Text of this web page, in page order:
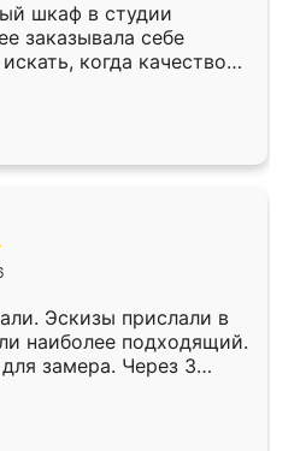
шкаф в студии
заказывала себе
когда качеством
кухня уже почти
нет.
Эскизы прислали в
наиболее подходящий.
замера. Через 3
готова. Остались
Спасибо Ренессанс
работу!